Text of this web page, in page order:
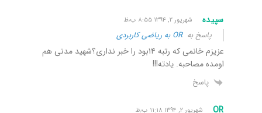
سپیده شهریور ۲, ۱۳۹۴ ۸:۵۵ ب٫ظ
پاسخ بهOR به ریاضی کاربردی
عزیزم خانمی که رتبه ۱۴بود را خبر نداری؟شهید مدنی هم
اومده مصاحبه. یادته!!!
پاسخ
OR شهریور ۲, ۱۳۹۴ ۱۱:۱۸ ب٫ظ